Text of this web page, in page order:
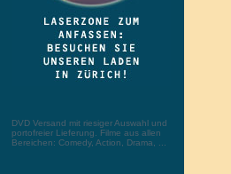
DVD Versand mit riesiger Auswahl und
portofreier Lieferung. Filme aus allen
Bereichen: Comedy, Action, Drama, ...